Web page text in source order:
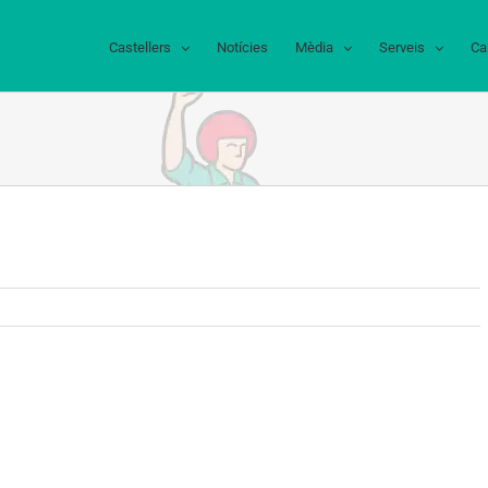
Castellers Notícies Mèdia Serveis